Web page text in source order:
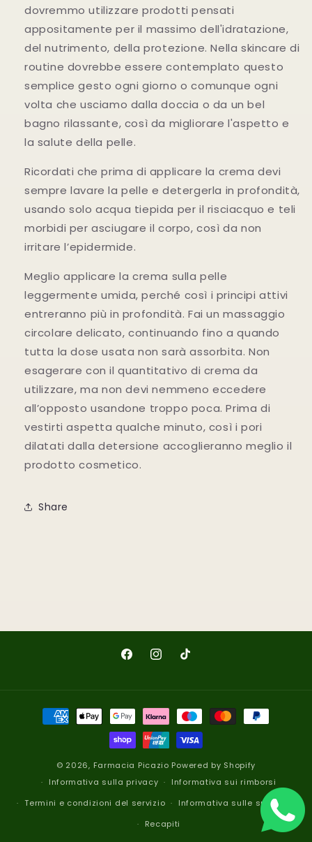
dovremmo utilizzare prodotti pensati
appositamente per il massimo dell'idratazione,
del nutrimento, della protezione. Nella skincare di
routine dovrebbe essere contemplato questo
semplice gesto ogni giorno o comunque ogni
volta che usciamo dalla doccia o da un bel
bagno rilassante, così da migliorare l'aspetto e
la salute della pelle.
Ricordati che prima di applicare la crema devi
sempre lavare la pelle e detergerla in profondità,
usando solo acqua tiepida per il risciacquo e teli
morbidi per asciugare il corpo, così da non
irritare l’epidermide.
Meglio applicare la crema sulla pelle
leggermente umida, perché così i principi attivi
entreranno più in profondità. Fai un massaggio
circolare delicato, continuando fino a quando
tutta la dose usata non sarà assorbita. Non
esagerare con il quantitativo di crema da
utilizzare, ma non devi nemmeno eccedere
all’opposto usandone troppo poca. Prima di
vestirti aspetta qualche minuto, così i pori
dilatati dalla detersione accoglieranno meglio il
prodotto cosmetico.
Share
FacebookInstagram
TikTok
Metodi
© 2026, Farmacia Picazio Powered by Shopify
Informativa sulla privacy
Informativa sui rimborsi
Termini e condizioni del servizio
Informativa sulle spedizioni
Recapiti